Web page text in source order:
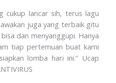
cukup lancar sih, terus lagu
juga yang terbaik gitu
dan menyanggupi. Hanya
tiap pertemuan buat kami
lomba hari ini.” Ucap